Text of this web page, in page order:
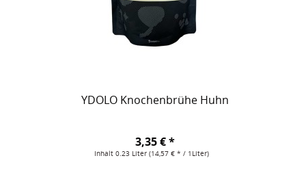
YDOLO Knochenbrühe Huhn
Inhalt0.23 Liter(14,57 € * / 1Liter)
3,35 € *